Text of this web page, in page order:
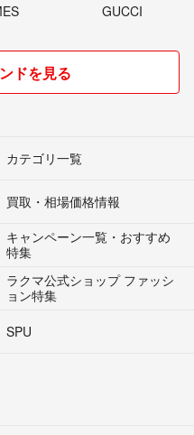
GUCCI
ドを見る
カテゴリ一覧
買取・相場価格情報
キャンペーン一覧・おすすめ
特集
ラクマ公式ショップ ファッシ
ョン特集
SPU